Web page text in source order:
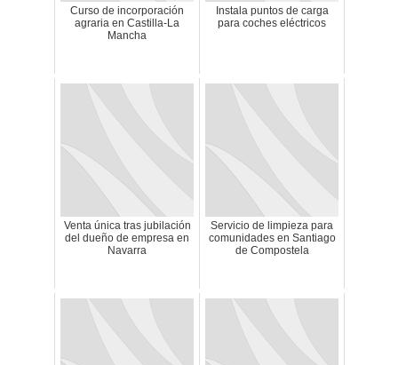
Curso de incorporación
agraria en Castilla-La
Mancha
Instala puntos de carga
para coches eléctricos
Venta única tras jubilación
del dueño de empresa en
Navarra
Servicio de limpieza para
comunidades en Santiago
de Compostela